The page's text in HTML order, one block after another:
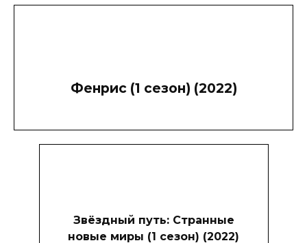
Фенрис (1 сезон) (2022)
Звёздный путь: Странные
новые миры (1 сезон) (2022)